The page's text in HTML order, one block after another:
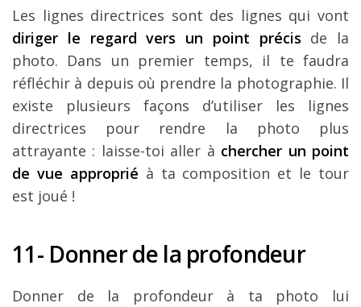
Les lignes directrices sont des lignes qui vont
diriger le regard vers un point précis de la
photo. Dans un premier temps, il te faudra
réfléchir à depuis où prendre la photographie. Il
existe plusieurs façons d’utiliser les lignes
directrices pour rendre la photo plus
attrayante : laisse-toi aller à chercher un point
de vue approprié à ta composition et le tour
est joué !
11- Donner de la profondeur
Donner de la profondeur à ta photo lui